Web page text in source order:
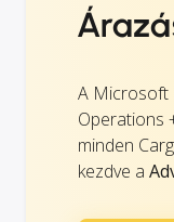
A Microsoft
Operations
minden
kezdve a